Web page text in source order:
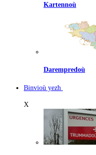
Kartennoù
Darempredoù
Binvioù yezh
X